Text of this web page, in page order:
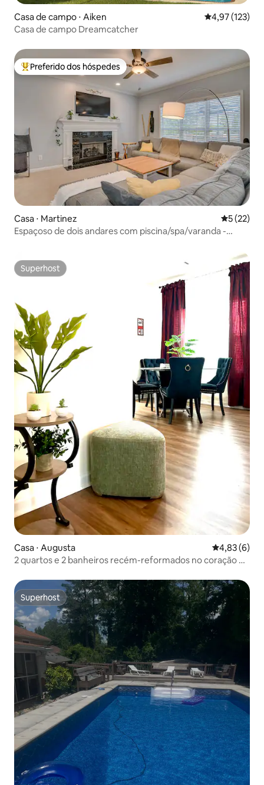
Casa de campo ⋅ Aiken 4,97 de uma
4,97 (123)
Casa de campo Dreamcatcher
Entre os melhores preferidos dos hóspedes
Preferido dos hóspedes
Casa ⋅ Martinez 5 de uma
5 (22)
Espaçoso de dois andares com piscina/spa/varanda -
Superhost
Superhost
Casa ⋅ Augusta 4,83 de uma
4,83 (6)
2 quartos e 2 banheiros recém-reformados no coração de
Superhost
Superhost